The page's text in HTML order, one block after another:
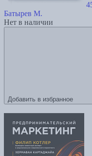
Батырев М.
Нет в наличии
Добавить в избранное